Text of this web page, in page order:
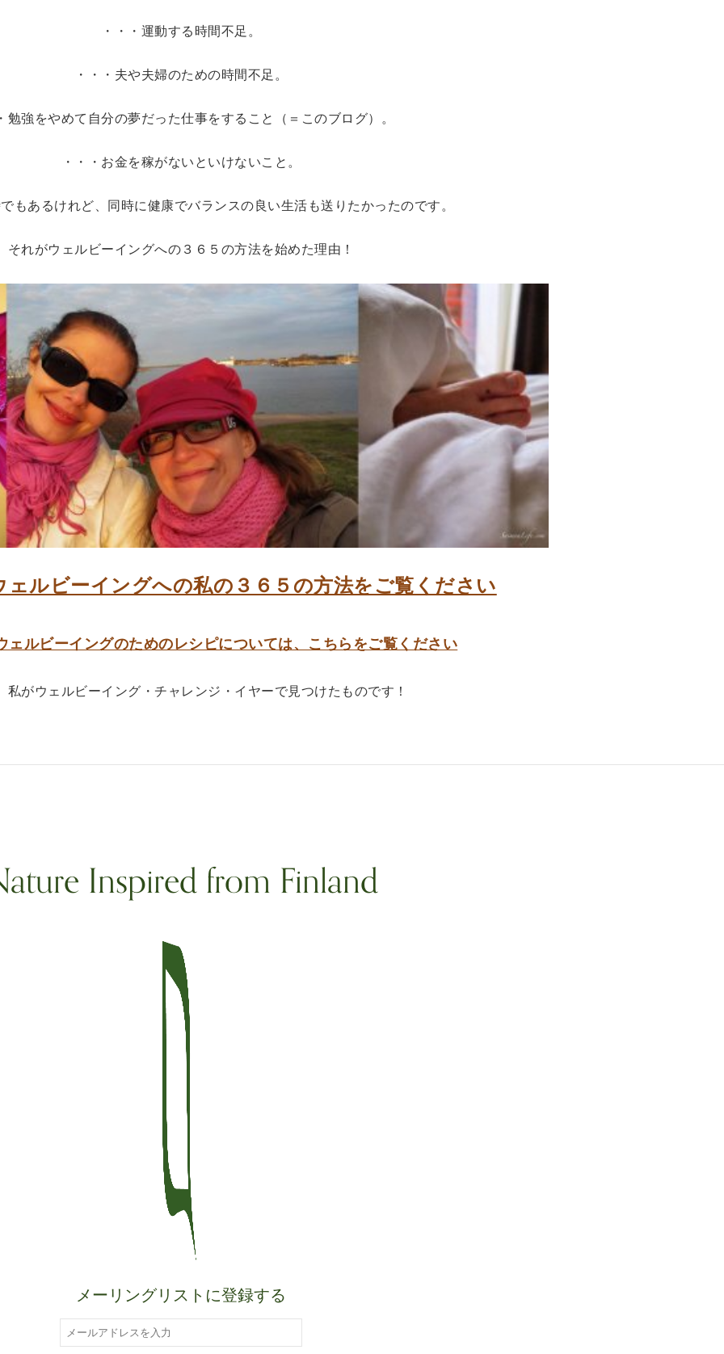
・・・運動する時間不足。
・・・夫や夫婦のための時間不足。
勉強をやめて自分の夢だった仕事をすること（＝このブログ）。
・・・お金を稼がないといけないこと。
もあるけれど、同時に健康でバランスの良い生活も送りたかったのです。
それがウェルビーイングへの３６５の方法を始めた理由！
ルビーイングへの私の３６５の方法をご覧ください
ェルビーイングのためのレシピについては、こちらをご覧ください
私がウェルビーイング・チャレンジ・イヤーで見つけたものです！
Inspired from Finland
メーリングリストに登録する